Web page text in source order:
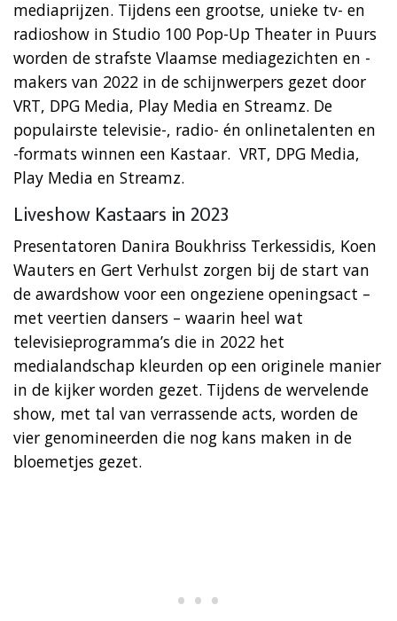
mediaprijzen. Tijdens een grootse, unieke tv- en
radioshow in Studio 100 Pop-Up Theater in Puurs
worden de strafste Vlaamse mediagezichten en -
makers van 2022 in de schijnwerpers gezet door
VRT, DPG Media, Play Media en Streamz. De
populairste televisie-, radio- én onlinetalenten en
-formats winnen een Kastaar. VRT, DPG Media,
Play Media en Streamz.
Liveshow Kastaars in 2023
Presentatoren Danira Boukhriss Terkessidis, Koen
Wauters en Gert Verhulst zorgen bij de start van
de awardshow voor een ongeziene openingsact –
met veertien dansers – waarin heel wat
televisieprogramma’s die in 2022 het
medialandschap kleurden op een originele manier
in de kijker worden gezet. Tijdens de wervelende
show, met tal van verrassende acts, worden de
vier genomineerden die nog kans maken in de
bloemetjes gezet.